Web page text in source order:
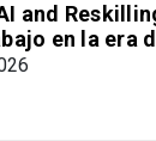
and
en la era